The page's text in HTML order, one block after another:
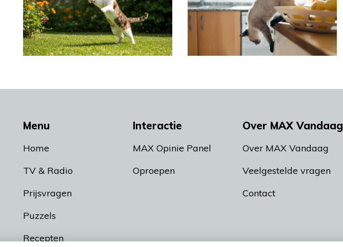
Menu
Home
TV & Radio
Prijsvragen
Puzzels
Recepten
Interactie
MAX Opinie Panel
Oproepen
Over MAX Vandaag
Over MAX Vandaag
Veelgestelde vragen
Contact